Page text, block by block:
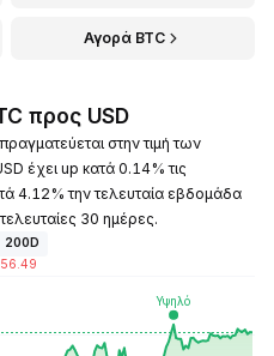
Αγορά BTC
προς USD
στην τιμή των
έχει up κατά 0.14% τις
4.12% την τελευταία εβδομάδα
30 ημέρες.
200D